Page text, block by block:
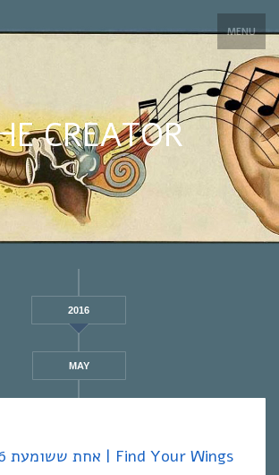
MENU
CREATOR
2016
MAY
אחת ששומעת #196 | 3/9/15 | Find Your Wings